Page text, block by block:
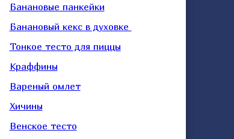
Банановые панкейки
Банановый кекс в духовке
Тонкое тесто для пиццы
Краффины
Вареный омлет
Хичины
Венское тесто